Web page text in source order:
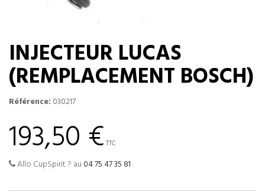
INJECTEUR LUCAS
(REMPLACEMENT BOSCH)
Référence: 030217
193,50 € TTC
Allo CupSpirit ? au 04 75 47 35 81